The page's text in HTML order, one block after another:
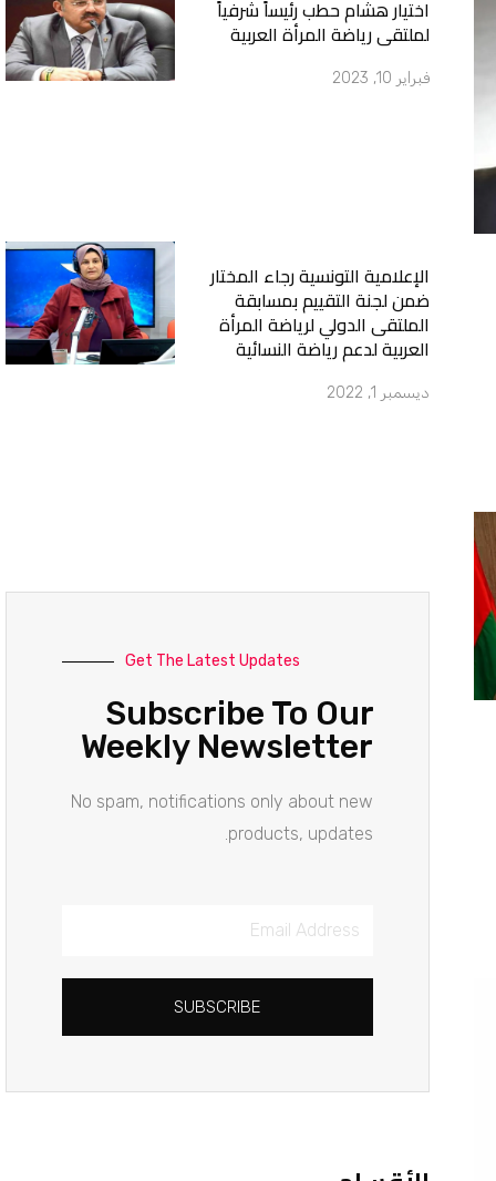
اختيار هشام حطب رئيساً شرفياً
لملتقى رياضة المرأة العربية
فبراير 10, 2023
الإعلامية التونسية رجاء المختار
ضمن لجنة التقييم بمسابقة
الملتقى الدولي لرياضة المرأة
العربية لدعم رياضة النسائية
ديسمبر 1, 2022
Get The Latest Updates
Subscribe To Our
Weekly Newsletter
No spam, notifications only about new
products, updates.
Email
SUBSCRIBE